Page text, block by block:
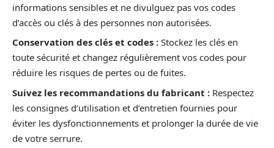
informations sensibles et ne divulguez pas vos codes
d’accès ou clés à des personnes non autorisées.
Conservation des clés et codes : Stockez les clés en
toute sécurité et changez régulièrement vos codes pour
réduire les risques de pertes ou de fuites.
Suivez les recommandations du fabricant : Respectez
les consignes d’utilisation et d’entretien fournies pour
éviter les dysfonctionnements et prolonger la durée de vie
de votre serrure.